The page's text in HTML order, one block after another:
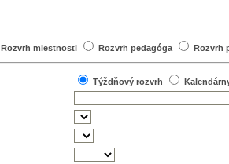
Rozvrh miestnosti Rozvrh pedagóga Rozvrh
Týždňový rozvrh